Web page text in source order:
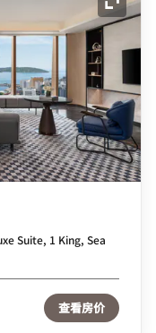
展开
Suite, 1 King, Sea
查看房价